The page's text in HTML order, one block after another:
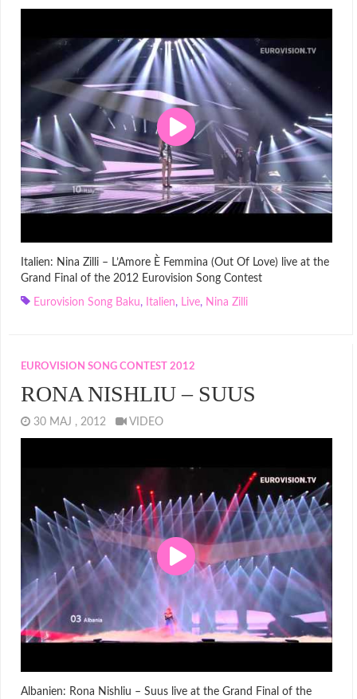
Italien: Nina Zilli – L’Amore È Femmina (Out Of Love) live at the
Grand Final of the 2012 Eurovision Song Contest
Eurovision Song Baku, Italien, Live, Nina Zilli
EUROVISION SONG CONTEST 2012
RONA NISHLIU – SUUS
30 MAJ , 2012 VIDEO
Albanien: Rona Nishliu – Suus live at the Grand Final of the